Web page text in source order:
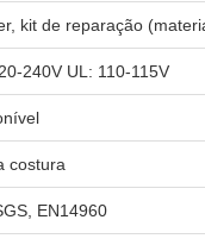
kit de reparação
240V UL: 110-115V
costura
EN14960